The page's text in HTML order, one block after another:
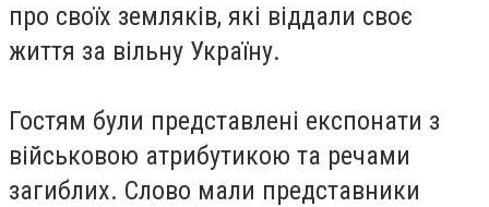
про своїх земляків, які віддали своє
життя за вільну Україну.
Гостям були представлені експонати з
військовою атрибутикою та речами
загиблих. Слово мали представники